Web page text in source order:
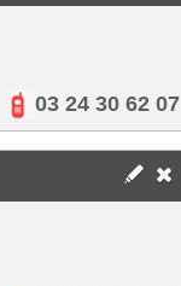
03 24 30 62 07